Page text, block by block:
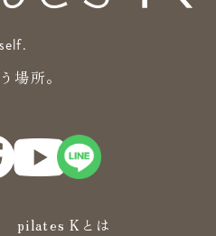
場所。
pilates Kとは